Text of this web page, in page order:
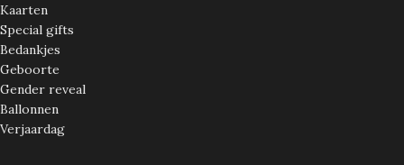
Kaarten
Special gifts
Bedankjes
Geboorte
Gender reveal
Ballonnen
Verjaardag